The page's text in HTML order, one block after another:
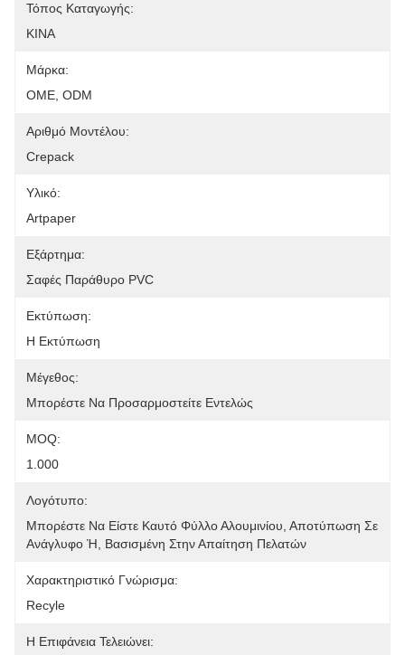
Τόπος Καταγωγής:
ΚΙΝΑ
Μάρκα:
OME, ODM
Αριθμό Μοντέλου:
Crepack
Υλικό:
Artpaper
Εξάρτημα:
Σαφές Παράθυρο PVC
Εκτύπωση:
Η Εκτύπωση
Μέγεθος:
Μπορέστε Να Προσαρμοστείτε Εντελώς
MOQ:
1.000
Λογότυπο:
Μπορέστε Να Είστε Καυτό Φύλλο Αλουμινίου, Αποτύπωση Σε
Ανάγλυφο Ή, Βασισμένη Στην Απαίτηση Πελατών
Χαρακτηριστικό Γνώρισμα:
Recyle
Η Επιφάνεια Τελειώνει: